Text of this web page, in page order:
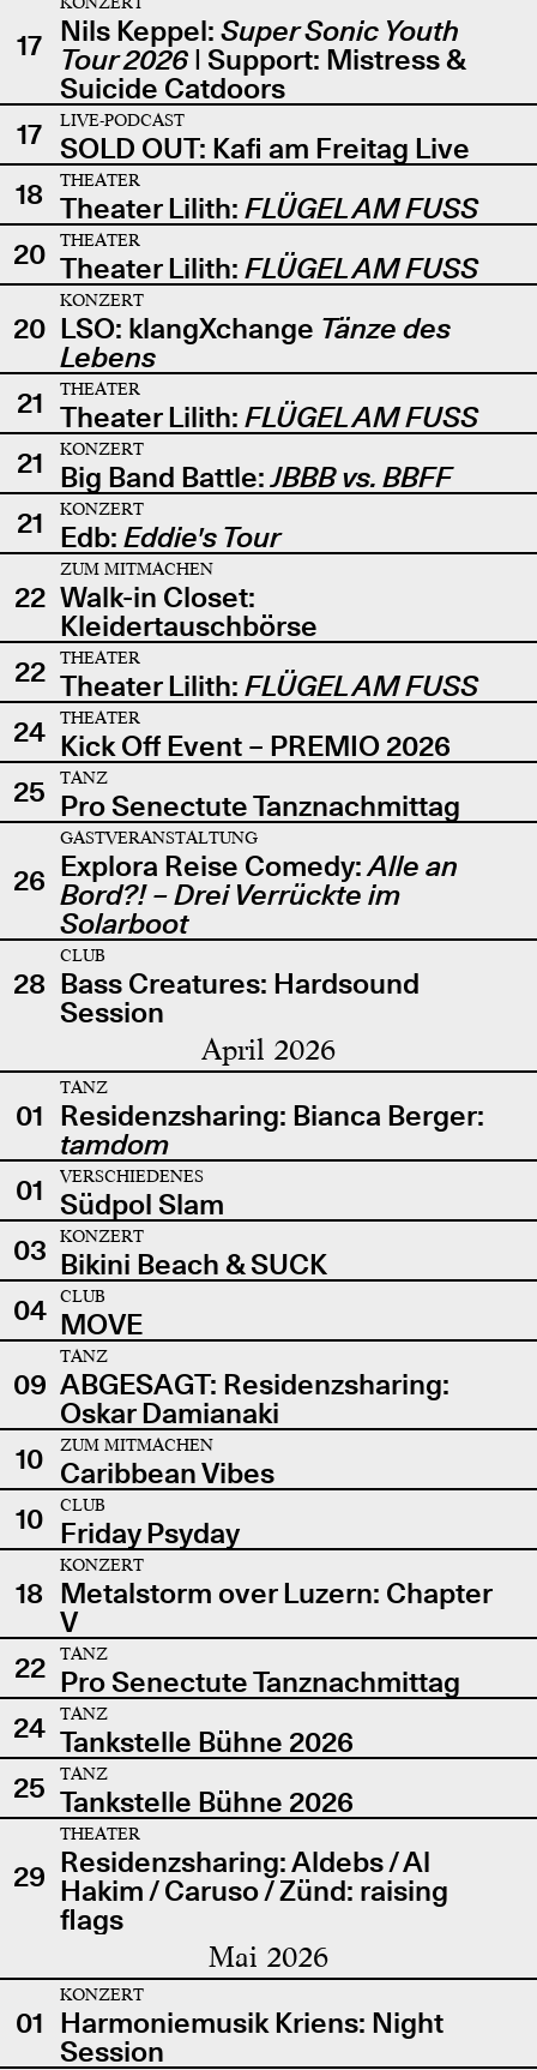
17 Nils Keppel: Super Sonic Youth
Tour 2026| Support: Mistress &
Suicide Catdoors
17
LIVE-PODCAST
SOLD OUT: Kafi am Freitag Live
18
THEATER
Theater Lilith: FLÜGEL AM FUSS
20
THEATER
Theater Lilith: FLÜGEL AM FUSS
20
KONZERT
LSO: klangXchange Tänze des
Lebens
21
THEATER
Theater Lilith: FLÜGEL AM FUSS
21
KONZERT
Big Band Battle:JBBB vs. BBFF
21
KONZERT
Edb: Eddie's Tour
22
ZUM MITMACHEN
Walk-in Closet:
Kleidertauschbörse
22
THEATER
Theater Lilith: FLÜGEL AM FUSS
24
THEATER
Kick Off Event – PREMIO 2026
25
TANZ
Pro Senectute Tanznachmittag
26
GASTVERANSTALTUNG
Explora Reise Comedy:Alle an
Bord?! – Drei Verrückte im
Solarboot
28
CLUB
Bass Creatures: Hardsound
Session
April 2026
01
TANZ
Residenzsharing: Bianca Berger:
tamdom
01
VERSCHIEDENES
Südpol Slam
03
KONZERT
Bikini Beach & SUCK
04
CLUB
MOVE
09
TANZ
ABGESAGT: Residenzsharing:
Oskar Damianaki
10
ZUM MITMACHEN
Caribbean Vibes
10
CLUB
Friday Psyday
18
KONZERT
Metalstorm over Luzern: Chapter
V
22
TANZ
Pro Senectute Tanznachmittag
24
TANZ
Tankstelle Bühne 2026
25
TANZ
Tankstelle Bühne 2026
29
THEATER
Residenzsharing: Aldebs / Al
Hakim / Caruso / Zünd: raising
flags
Mai 2026
01
KONZERT
Harmoniemusik Kriens: Night
Session